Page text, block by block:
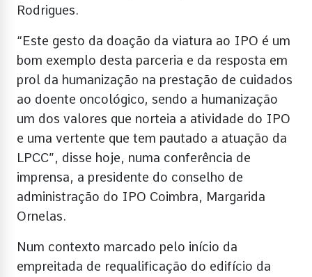
Rodrigues.
“Este gesto da doação da viatura ao IPO é um
bom exemplo desta parceria e da resposta em
prol da humanização na prestação de cuidados
ao doente oncológico, sendo a humanização
um dos valores que norteia a atividade do IPO
e uma vertente que tem pautado a atuação da
LPCC”, disse hoje, numa conferência de
imprensa, a presidente do conselho de
administração do IPO Coimbra, Margarida
Ornelas.
Num contexto marcado pelo início da
empreitada de requalificação do edifício da